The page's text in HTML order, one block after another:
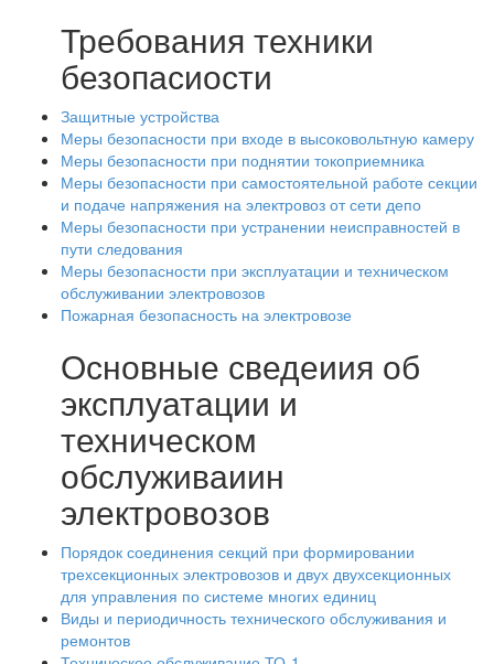
Требования техники
безопасиости
Защитные устройства
Меры безопасности при входе в высоковольтную камеру
Меры безопасности при поднятии токоприемника
Меры безопасности при самостоятельной работе секции
и подаче напряжения на электровоз от сети депо
Меры безопасности при устранении неисправностей в
пути следования
Меры безопасности при эксплуатации и техническом
обслуживании электровозов
Пожарная безопасность на электровозе
Основные сведеиия об
эксплуатации и
техническом
обслуживаиин
электровозов
Порядок соединения секций при формировании
трехсекционных электровозов и двух двухсекционных
для управления по системе многих единиц
Виды и периодичность технического обслуживания и
ремонтов